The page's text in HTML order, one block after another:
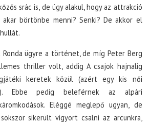
srác is, de úgy alakul, hogy az attrakció
akar börtönbe menni? Senki? De akkor el
ügyre a történet, de míg Peter Berg
thriller volt, addig A csajok hajnalig
keretek közül (azért egy kis női
Ebbe pedig beleférnek az alpári
Eléggé meglepő ugyan, de
sikerült vigyort csalni az arcunkra,